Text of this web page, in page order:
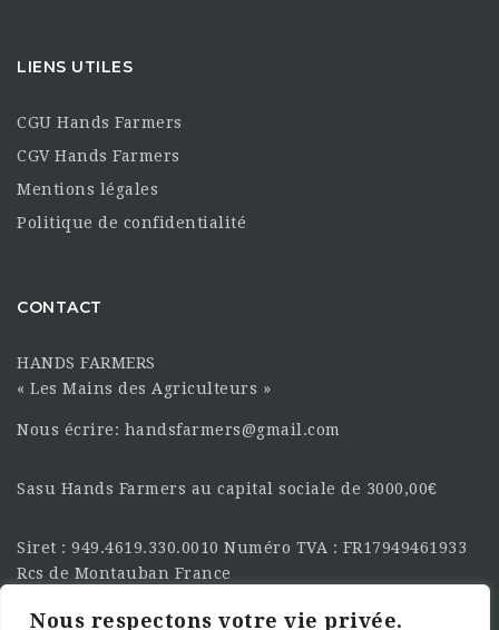
Nous respectons votre vie privée.
LIENS UTILES
CGU Hands Farmers
CGV Hands Farmers
Mentions légales
Politique de confidentialité
CONTACT
HANDS FARMERS
« Les Mains des Agriculteurs »
Nous écrire: handsfarmers@gmail.com
Sasu Hands Farmers au capital sociale de 3000,00€
Siret : 949.4619.330.0010 Numéro TVA : FR17949461933
Rcs de Montauban France